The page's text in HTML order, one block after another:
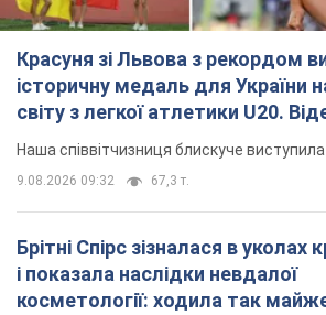
косметології: ходила так
Помітний наслідок процедури зберігався
близько чотирьох тижнів
9.08.2026 13:19 3,5 т.
У 16–17 років могла цілий день
їсти: українська модель
Пономар розповіла про
модельної кар’єри
Модель зізналася, які гонорари
колеги
9.08.2026 16:25 7,5 т.